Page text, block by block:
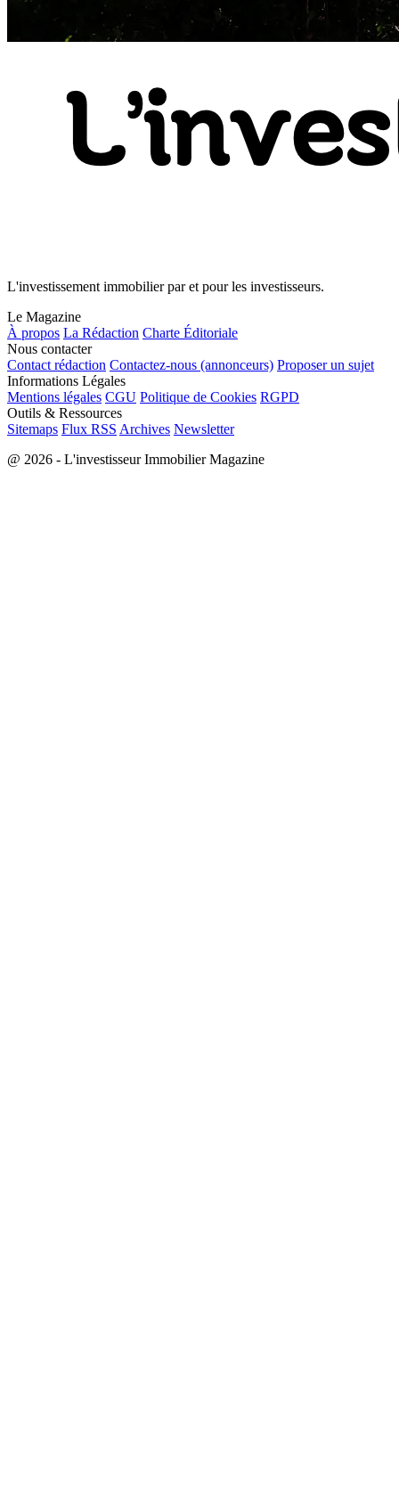
L'investissement immobilier par et pour les investisseurs.
Le Magazine
À propos La Rédaction Charte Éditoriale
Nous contacter
Contact rédaction Contactez-nous (annonceurs) Proposer un sujet
Informations Légales
Mentions légales CGU Politique de Cookies RGPD
Outils & Ressources
Sitemaps Flux RSS Archives Newsletter
@ 2026 - L'investisseur Immobilier Magazine